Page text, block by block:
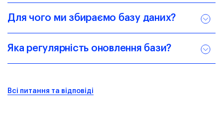
Для чого ми збираємо базу даних?
Яка регулярність оновлення бази?
Всі питання та відповіді